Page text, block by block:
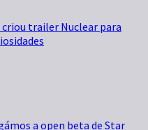
trailer Nuclear para
a open beta de Star